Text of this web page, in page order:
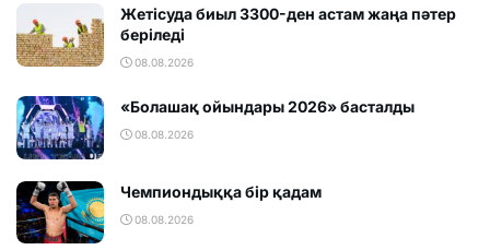
Жетісуда биыл 3300-ден астам жаңа пәтер
беріледі
08.08.2026
«Болашақ ойындары 2026» басталды
08.08.2026
Чемпиондыққа бір қадам
08.08.2026